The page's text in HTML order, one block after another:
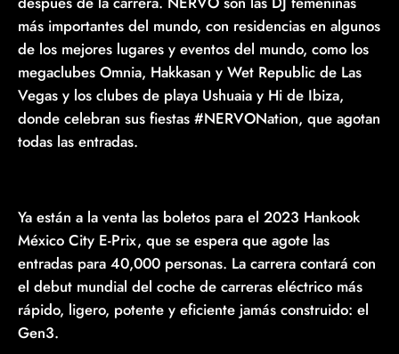
más importantes del mundo, con residencias en algunos
de los mejores lugares y eventos del mundo, como los
megaclubes Omnia, Hakkasan y Wet Republic de Las
Vegas y los clubes de playa Ushuaia y Hi de Ibiza,
donde celebran sus fiestas #NERVONation, que agotan
todas las entradas.
Ya están a la venta las boletos para el 2023 Hankook
México City E-Prix, que se espera que agote las
entradas para 40,000 personas. La carrera contará con
el debut mundial del coche de carreras eléctrico más
rápido, ligero, potente y eficiente jamás construido: el
Gen3.